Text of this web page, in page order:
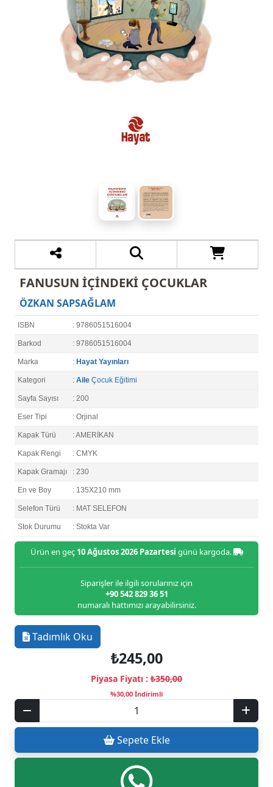
FANUSUN İÇİNDEKİ ÇOCUKLAR
ÖZKAN SAPSAĞLAM
ISBN : 9786051516004
Barkod : 9786051516004
Marka : Hayat Yayınları
Kategori : Aile Çocuk Eğitimi
Sayfa Sayısı : 200
Eser Tipi : Orjinal
Kapak Türü : AMERİKAN
Kapak Rengi : CMYK
Kapak Gramajı : 230
En ve Boy : 135X210 mm
Selefon Türü : MAT SELEFON
Stok Durumu : Stokta Var
Ürün en geç 10 Ağustos 2026 Pazartesi günü kargoda.
Siparişler ile ilgili sorularınız için
+90 542 829 36 51
numaralı hattımızı arayabilirsiniz.
Tadımlık Oku
₺245,00
Piyasa Fiyatı : ₺350,00
%30,00 İndirimli
Sepete Ekle